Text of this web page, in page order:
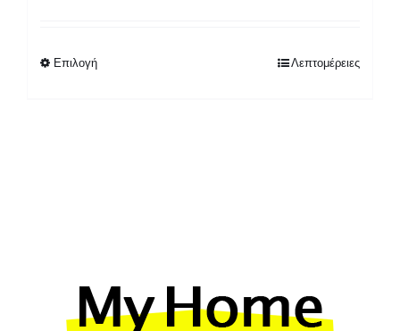
Επιλογή Λεπτομέρειες